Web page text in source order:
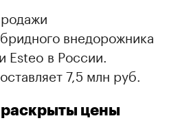
внедорожника
Esteo в России.
7,5 млн руб.
раскрыты цены